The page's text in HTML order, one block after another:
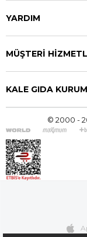
YARDIM
MÜŞTERİ
KALE GIDA
© 2000 -